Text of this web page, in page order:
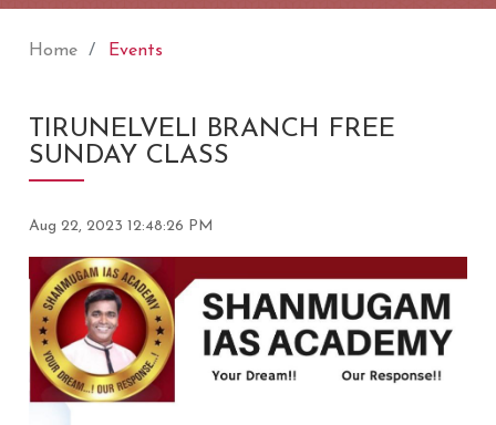
Home Events
TIRUNELVELI BRANCH FREE
SUNDAY CLASS
Aug 22, 2023 12:48:26 PM